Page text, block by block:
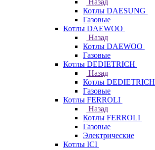
Назад
Котлы DAESUNG
Газовые
Котлы DAEWOO
Назад
Котлы DAEWOO
Газовые
Котлы DEDIETRICH
Назад
Котлы DEDIETRICH
Газовые
Котлы FERROLI
Назад
Котлы FERROLI
Газовые
Электрические
Котлы ICI